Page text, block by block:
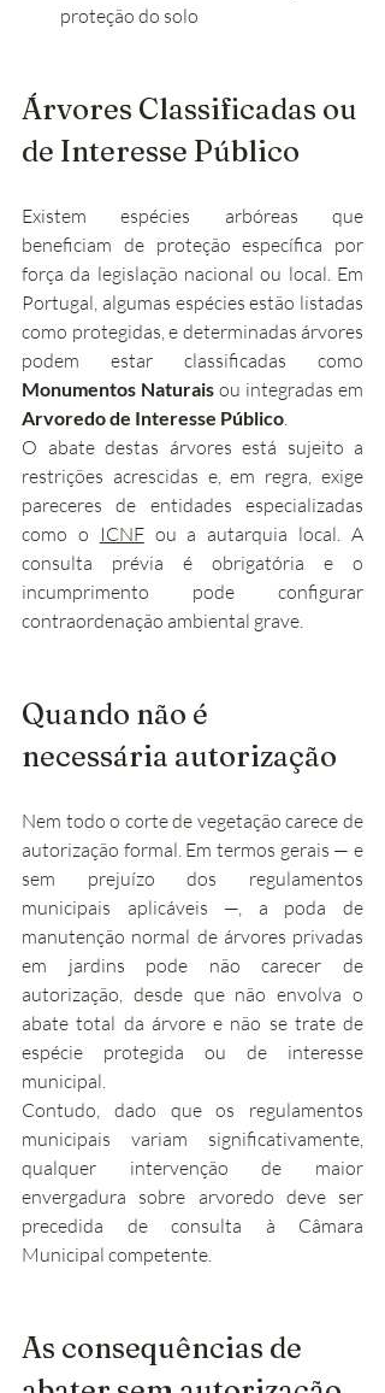
proteção do solo
Árvores Classificadas ou
de Interesse Público
Existem espécies arbóreas que
beneficiam de proteção específica por
força da legislação nacional ou local. Em
Portugal, algumas espécies estão listadas
como protegidas, e determinadas árvores
Monumentos Naturais
Arvoredo de Interesse Público
O abate destas árvores está sujeito a
restrições acrescidas e, em regra, exige
pareceres de entidades especializadas
como o ICNF ou a autarquia local. A
consulta prévia é obrigatória e o
incumprimento pode configurar
contraordenação ambiental grave.
Quando não é
necessária autorização
Nem todo o corte de vegetação carece de
autorização formal. Em termos gerais — e
sem prejuízo dos regulamentos
municipais aplicáveis —, a poda de
manutenção normal de árvores privadas
em jardins pode não carecer de
autorização, desde que não envolva o
abate total da árvore e não se trate de
espécie protegida ou de interesse
municipal.
Contudo, dado que os regulamentos
municipais variam significativamente,
qualquer intervenção de maior
envergadura sobre arvoredo deve ser
precedida de consulta à Câmara
Municipal competente.
As consequências de